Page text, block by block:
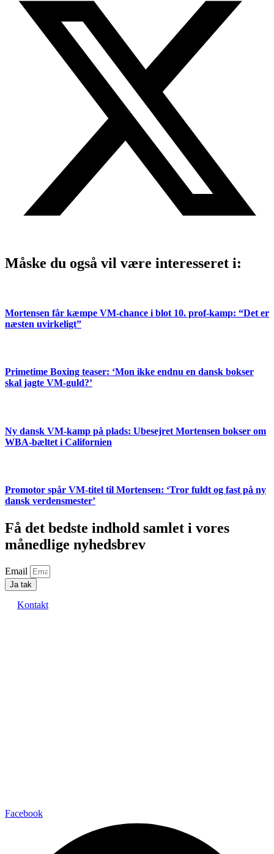
Måske du også vil være interesseret i:
Mortensen får kæmpe VM-chance i blot 10. prof-kamp: “Det er
næsten uvirkeligt”
Primetime Boxing teaser: ‘Mon ikke endnu en dansk bokser
skal jagte VM-guld?’
Ny dansk VM-kamp på plads: Ubesejret Mortensen bokser om
WBA-bæltet i Californien
Promotor spår VM-titel til Mortensen: ‘Tror fuldt og fast på ny
dansk verdensmester’
Få det bedste indhold samlet i vores
månedlige nyhedsbrev
Email
Ja tak
Kontakt
Facebook